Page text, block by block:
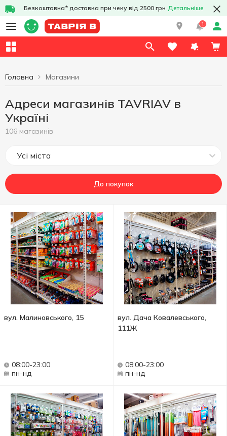
Безкоштовна* доставка при чеку від 2500 грн Детальніше
1
Головна Магазини
Адреси магазинів TAVRIAV в
Україні
106 магазинів
Усі міста
До покупок
вул. Малиновського, 15
08:00-23:00
пн-нд
вул. Дача Ковалевського,
111Ж
08:00-23:00
пн-нд